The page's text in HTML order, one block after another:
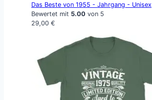
Das Beste von 1955 - Jahrgang - Unisex
Bewertet mit 5.00 von 5
29,00 €